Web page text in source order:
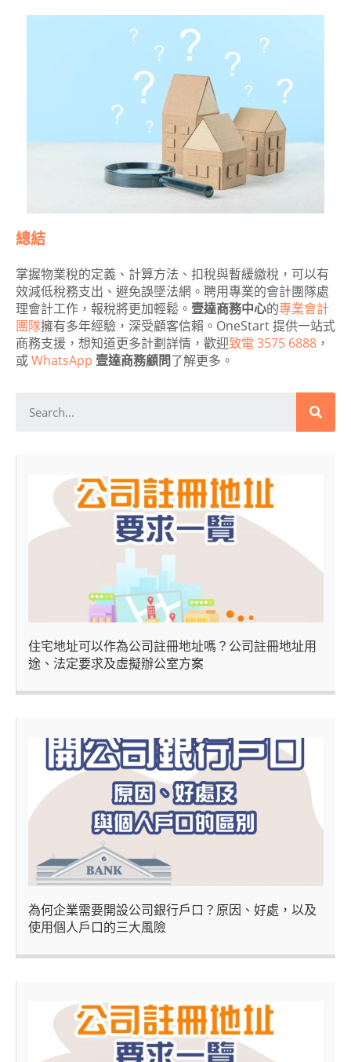
總結
掌握物業稅的定義、計算方法、扣稅與暫緩繳稅，可以有
效減低稅務支出、避免誤墜法網。聘用專業的會計團隊處
理會計工作，報稅將更加輕鬆。 壹達商務中心的專業會計
團隊擁有多年經驗，深受顧客信賴。OneStart 提供一站式
商務支援，想知道更多計劃詳情，歡迎致電 3575 6888 ，
或WhatsApp 壹達商務顧問了解更多。
住宅地址可以作為公司註冊地址嗎？公司註冊地址用
途、法定要求及虛擬辦公室方案
為何企業需要開設公司銀行戶口？原因、好處，以及
使用個人戶口的三大風險